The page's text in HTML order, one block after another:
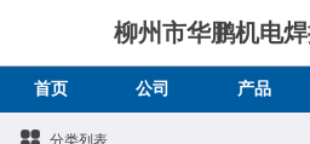
柳州市华鹏机电
首页 公司 产品
分类列表